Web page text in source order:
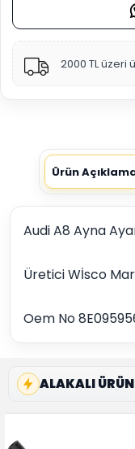
2000 TL üzeri
Ürün
Audi A8 Ayna
Üretici Wİsco
Oem No
ALAKALI